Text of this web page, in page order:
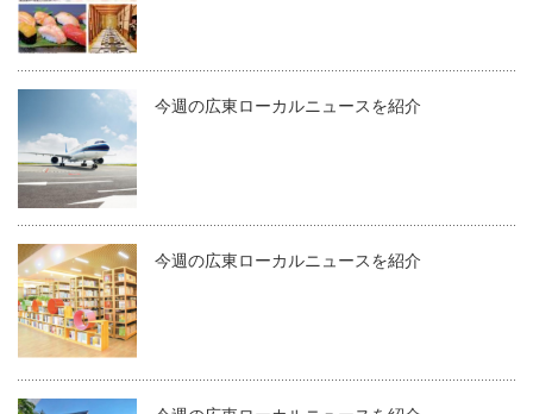
今週の広東ローカルニュースを紹介
今週の広東ローカルニュースを紹介